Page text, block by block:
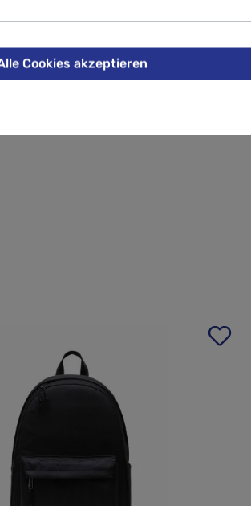
lassen
Cookies akzeptieren